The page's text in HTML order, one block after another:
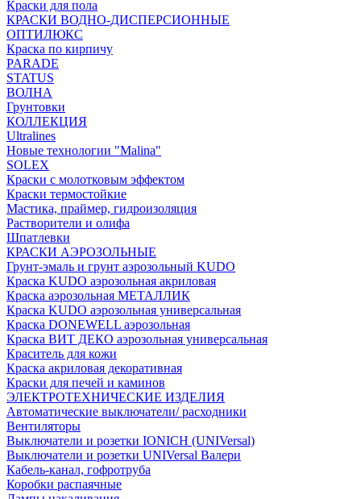
Краски для пола
КРАСКИ ВОДНО-ДИСПЕРСИОННЫЕ
ОПТИЛЮКС
Краска по кирпичу
PARADE
STATUS
ВОЛНА
Грунтовки
КОЛЛЕКЦИЯ
Ultralines
Новые технологии "Malina"
SOLEX
Краски с молотковым эффектом
Краски термостойкие
Мастика, праймер, гидроизоляция
Растворители и олифа
Шпатлевки
КРАСКИ АЭРОЗОЛЬНЫЕ
Грунт-эмаль и грунт аэрозольный KUDO
Краска KUDO аэрозольная акриловая
Краска аэрозольная МЕТАЛЛИК
Краска KUDO аэрозольная универсальная
Краска DONEWELL аэрозольная
Краска ВИТ ДЕКО аэрозольная универсальная
Краситель для кожи
Краска акриловая декоративная
Краски для печей и каминов
ЭЛЕКТРОТЕХНИЧЕСКИЕ ИЗДЕЛИЯ
Автоматические выключатели/ расходники
Вентиляторы
Выключатели и розетки IONICH (UNIVersal)
Выключатели и розетки UNIVersal Валери
Кабель-канал, гофротруба
Коробки распаячные